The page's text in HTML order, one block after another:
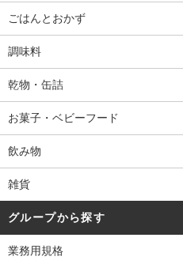
ごはんとおかず
調味料
乾物・缶詰
お菓子・ベビーフード
飲み物
雑貨
グループから探す
業務用規格